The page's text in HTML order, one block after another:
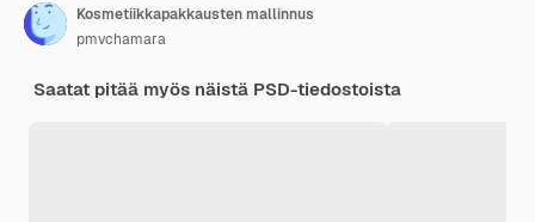
Kosmetiikkapakkausten mallinnus
pmvchamara
Saatat pitää myös näistä PSD-tiedostoista